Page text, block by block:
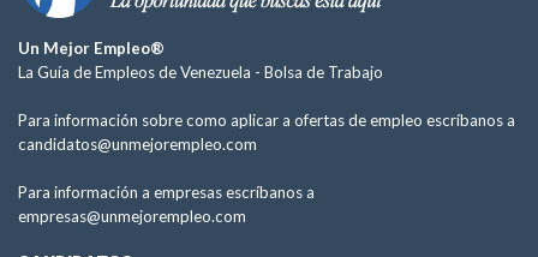
Un Mejor Empleo®
La Guía de Empleos de Venezuela - Bolsa de Trabajo
Para información sobre como aplicar a ofertas de empleo escríbanos a
candidatos@unmejorempleo.com
Para información a empresas escríbanos a
empresas@unmejorempleo.com